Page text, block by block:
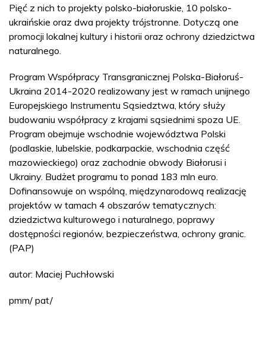
Pięć z nich to projekty polsko-białoruskie, 10 polsko-
ukraińskie oraz dwa projekty trójstronne. Dotyczą one
promocji lokalnej kultury i historii oraz ochrony dziedzictwa
naturalnego.
Program Współpracy Transgranicznej Polska-Białoruś-
Ukraina 2014-2020 realizowany jest w ramach unijnego
Europejskiego Instrumentu Sąsiedztwa, który służy
budowaniu współpracy z krajami sąsiednimi spoza UE.
Program obejmuje wschodnie województwa Polski
(podlaskie, lubelskie, podkarpackie, wschodnia część
mazowieckiego) oraz zachodnie obwody Białorusi i
Ukrainy. Budżet programu to ponad 183 mln euro.
Dofinansowuje on wspólną, międzynarodową realizację
projektów w tamach 4 obszarów tematycznych:
dziedzictwa kulturowego i naturalnego, poprawy
dostępności regionów, bezpieczeństwa, ochrony granic.
(PAP)
autor: Maciej Puchłowski
pmm/ pat/